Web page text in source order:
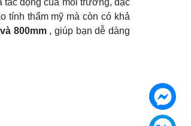
tác động của môi trường, đặc
tính thẩm mỹ mà còn có khả
800mm, giúp bạn dễ dàng